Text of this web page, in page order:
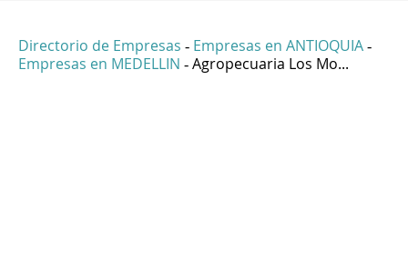
Directorio de Empresas - Empresas en ANTIOQUIA -
Empresas en MEDELLIN - Agropecuaria Los Mo...